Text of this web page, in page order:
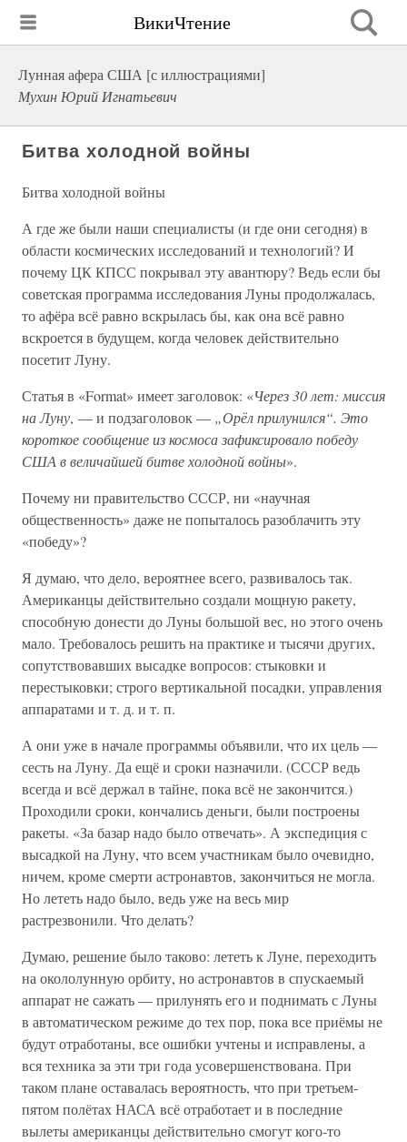
ВикиЧтение
Лунная афера США [с иллюстрациями]
Мухин Юрий Игнатьевич
Битва холодной войны
Битва холодной войны
А где же были наши специалисты (и где они сегодня) в
области космических исследований и технологий? И
почему ЦК КПСС покрывал эту авантюру? Ведь если бы
советская программа исследования Луны продолжалась,
то афёра всё равно вскрылась бы, как она всё равно
вскроется в будущем, когда человек действительно
посетит Луну.
Статья в «Format» имеет заголовок: «Через 30 лет: миссия
на Луну, — и подзаголовок — „Орёл прилунился“. Это
короткое сообщение из космоса зафиксировало победу
США в величайшей битве холодной войны».
Почему ни правительство СССР, ни «научная
общественность» даже не попыталось разоблачить эту
«победу»?
Я думаю, что дело, вероятнее всего, развивалось так.
Американцы действительно создали мощную ракету,
способную донести до Луны большой вес, но этого очень
мало. Требовалось решить на практике и тысячи других,
сопутствовавших высадке вопросов: стыковки и
перестыковки; строго вертикальной посадки, управления
аппаратами и т. д. и т. п.
А они уже в начале программы объявили, что их цель —
сесть на Луну. Да ещё и сроки назначили. (СССР ведь
всегда и всё держал в тайне, пока всё не закончится.)
Проходили сроки, кончались деньги, были построены
ракеты. «За базар надо было отвечать». А экспедиция с
высадкой на Луну, что всем участникам было очевидно,
ничем, кроме смерти астронавтов, закончиться не могла.
Но лететь надо было, ведь уже на весь мир
растрезвонили. Что делать?
Думаю, решение было таково: лететь к Луне, переходить
на окололунную орбиту, но астронавтов в спускаемый
аппарат не сажать — прилунять его и поднимать с Луны
в автоматическом режиме до тех пор, пока все приёмы не
будут отработаны, все ошибки учтены и исправлены, а
вся техника за эти три года усовершенствована. При
таком плане оставалась вероятность, что при третьем-
пятом полётах НАСА всё отработает и в последние
вылеты американцы действительно смогут кого-то